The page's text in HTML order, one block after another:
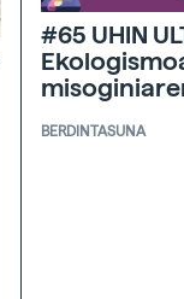
#65 UHIN
BERDINTASUNA